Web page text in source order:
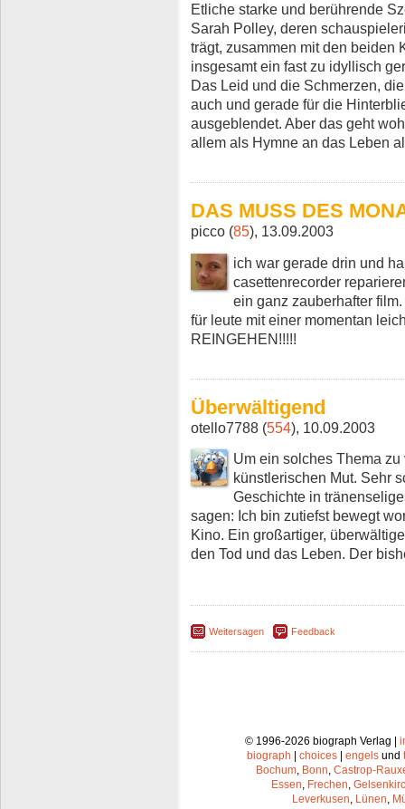
Etliche starke und berührende
Sarah Polley, deren
trägt, zusammen mit den beiden
insgesamt ein fast zu idyllisch
Das Leid und die Schmerzen,
auch und gerade für die
ausgeblendet. Aber das geht
allem als Hymne an das Leben
DAS MUSS DES
picco (85), 13.09.2003
ich war gerade drin und
casettenrecorder
ein ganz zauberhafter
für leute mit einer momentan
REINGEHEN!!!!!
Überwältigend
otello7788 (554), 10.09.2003
Um ein solches Thema
künstlerischen Mut. Sehr
Geschichte in
sagen: Ich bin zutiefst bewegt
Kino. Ein großartiger,
den Tod und das Leben. Der
Weitersagen Feedback
© 1996-2026 biograph Verlag |
biograph
choices engels und
Bochum, Bonn, Castrop-
Essen, Frechen,
Leverkusen, Lünen,